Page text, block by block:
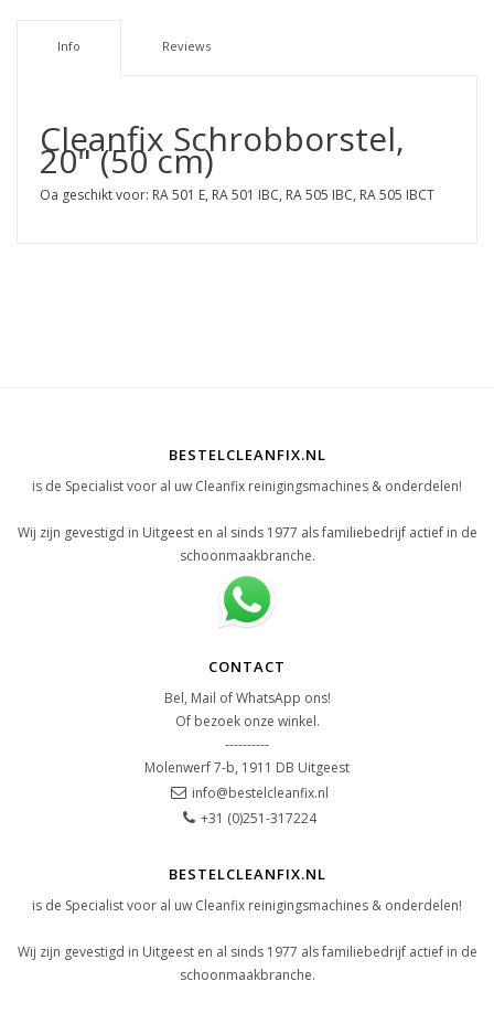
Info Reviews
Cleanfix Schrobborstel,
20" (50 cm)
Oa geschikt voor: RA 501 E, RA 501 IBC, RA 505 IBC, RA 505 IBCT
BESTELCLEANFIX.NL
is de Specialist voor al uw Cleanfix reinigingsmachines & onderdelen!
Wij zijn gevestigd in Uitgeest en al sinds 1977 als familiebedrijf actief in de
schoonmaakbranche.
CONTACT
Bel, Mail of WhatsApp ons!
Of bezoek onze winkel.
----------
Molenwerf 7-b, 1911 DB Uitgeest
info@bestelcleanfix.nl
+31 (0)251-317224
BESTELCLEANFIX.NL
is de Specialist voor al uw Cleanfix reinigingsmachines & onderdelen!
Wij zijn gevestigd in Uitgeest en al sinds 1977 als familiebedrijf actief in de
schoonmaakbranche.